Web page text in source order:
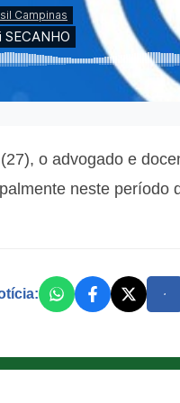
o advogado e
neste período